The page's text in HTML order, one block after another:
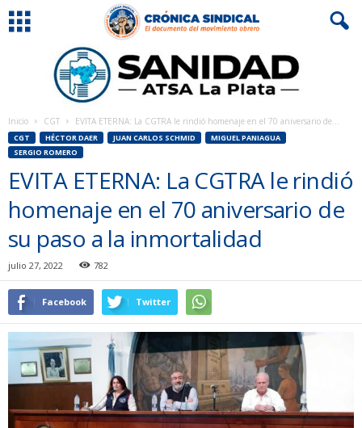
Inicio CGT EVITA ETERNA: La CGTRA le rindió homenaje en el 70 aniversario de...
CGT HÉCTOR DAER JUAN CARLOS SCHMID
MIGUEL PANIAGUA
SERGIO ROMERO
EVITA ETERNA: La CGTRA le rindió
homenaje en el 70 aniversario de
su paso a la inmortalidad
julio 27, 2022 782
Facebook Twitter